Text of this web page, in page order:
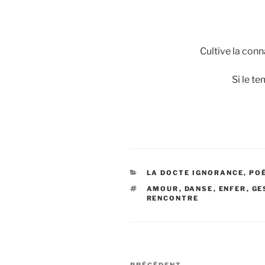
Cultive la
Si le
CATÉGORIES
LA DOCTE IGNORANCE,
ÉTIQUETTES
AMOUR , DANSE , ENFER ,
RENCONTRE
Navigation